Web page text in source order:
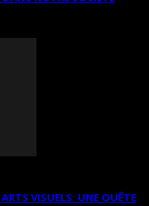
VISUELS: UNE QUÊTE